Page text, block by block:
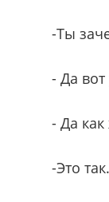
-Ты
- Да вот
- Да
-Это